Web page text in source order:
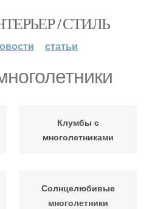
/ СТИЛЬ
статьи
Клумбы с
многолетниками
Солнцелюбивые
многолетники